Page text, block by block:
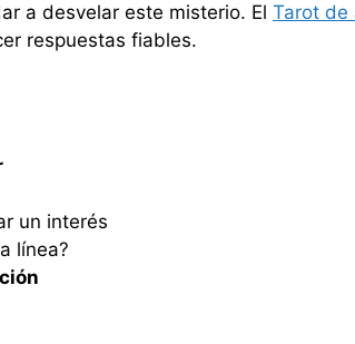
a desvelar este misterio. El Tarot de
respuestas fiables.
un interés
línea?